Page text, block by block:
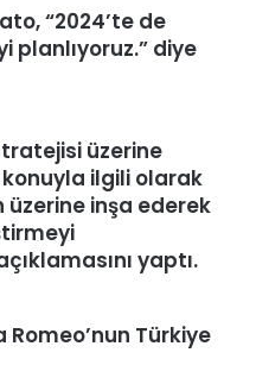
“2024’te de
planlıyoruz.” diye
üzerine
ilgili olarak
inşa ederek
yaptı.
Türkiye